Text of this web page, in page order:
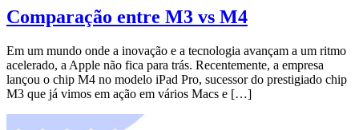
Comparação entre M3 vs M4
Em um mundo onde a inovação e a tecnologia avançam a um ritmo
acelerado, a Apple não fica para trás. Recentemente, a empresa
lançou o chip M4 no modelo iPad Pro, sucessor do prestigiado chip
M3 que já vimos em ação em vários Macs e […]